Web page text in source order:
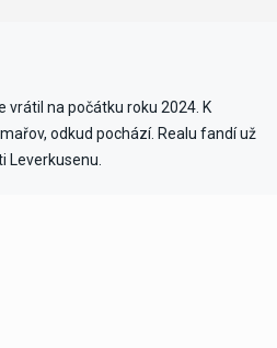
vrátil na počátku roku 2024. K
odkud pochází. Realu fandí už
Leverkusenu.